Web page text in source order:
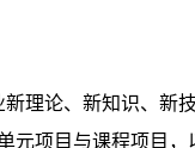
理论、新知识、新
元项目与课程项目